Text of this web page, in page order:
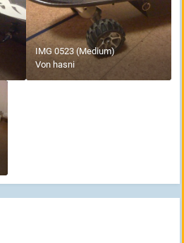
IMG 0523 (Medium)
Von hasni